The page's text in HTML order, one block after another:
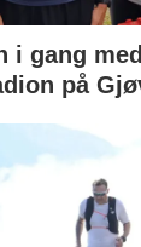
i gang
på